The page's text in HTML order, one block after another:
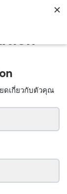
ยดเกี่ยวกับตัวคุณ